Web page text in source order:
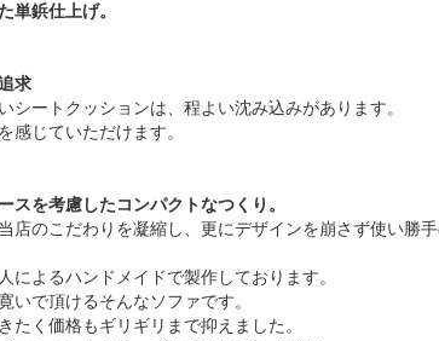
単鋲仕上げ。
求
シートクッションは、程よい沈み込みがあります。
感じていただけます。
スを考慮したコンパクトなつくり。
店のこだわりを凝縮し、更にデザインを崩さず使い勝
によるハンドメイドで製作しております。
いで頂けるそんなソファです。
たく価格もギリギリまで抑えました。